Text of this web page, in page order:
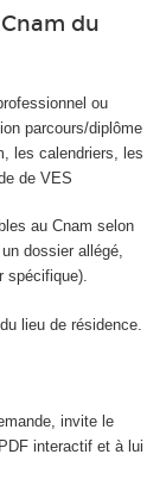
du
ou
parcours/diplôme
les calendriers, les
de VES
au Cnam selon
dossier allégé,
spécifique).
lieu de résidence.
invite le
interactif et à lui